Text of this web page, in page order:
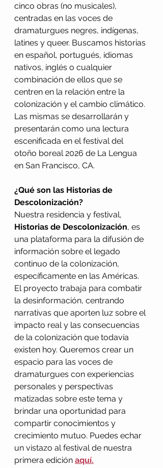
cinco obras (no musicales),
centradas en las voces de
dramaturgues negres, indígenas,
latines y queer. Buscamos historias
en español, portugués, idiomas
nativos, inglés o cualquier
combinación de ellos que se
centren en la relación entre la
colonización y el cambio climático.
Las mismas se desarrollarán y
presentarán como una lectura
escenificada en el festival del
otoño boreal 2026 de La Lengua
en San Francisco, CA.
¿Qué son las Historias de
Descolonización?
Nuestra residencia y festival,
Historias de Descolonización, es
una plataforma para la difusión de
información sobre el legado
continuo de la colonización,
específicamente en las Américas.
El proyecto trabaja para combatir
la desinformación, centrando
narrativas que aporten luz sobre el
impacto real y las consecuencias
de la colonización que todavía
existen hoy. Queremos crear un
espacio para las voces de
dramaturgues con experiencias
personales y perspectivas
matizadas sobre este tema y
brindar una oportunidad para
compartir conocimientos y
crecimiento mutuo. Puedes echar
un vistazo al festival de nuestra
primera edición aquí.